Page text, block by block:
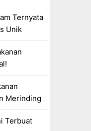
Ternyata
Unik
Merinding
Terbuat